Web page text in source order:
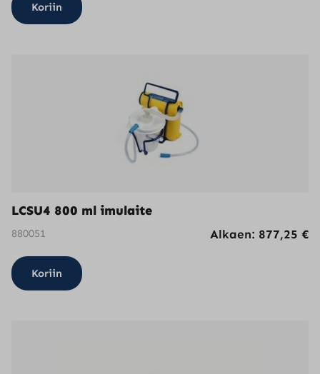
Koriin
LCSU4 800 ml imulaite
880051 Alkaen: 877,25 €
Koriin